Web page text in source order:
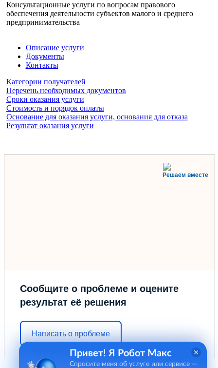
Консультационные услуги по вопросам правового
обеспечения деятельности субъектов малого и среднего
предпринимательства
Описание услуги
Документы
Контакты
Категории получателей
Перечень необходимых документов
Сроки оказания услуги
Стоимость и порядок оплаты
Основание для оказания услуги, основания для отказа
Результат оказания услуги
Решаем вместе
Сообщите о проблеме и оцените
результат её решения
Написать о проблеме
Привет! Я Робот Макс
Спросите меня об услуге или сервисе —